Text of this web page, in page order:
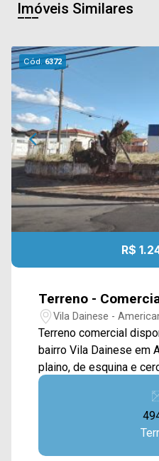
Imóveis Similares
Cód.6372
R$
Terreno -
Vila Dainese -
Terreno comercial
bairro Vila Dainese em
plaino, de esquina e
Localizado entre à Av.
esta região conta com
oficinas, farmácias, bares
saber mais sobre o
visita, entre em contato